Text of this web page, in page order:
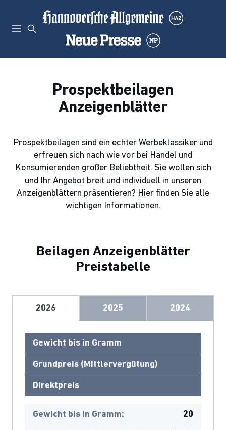
Prospektbeilagen
Anzeigenblätter
Prospektbeilagen sind ein echter Werbeklassiker und
erfreuen sich nach wie vor bei Handel und
Konsumierenden großer Beliebtheit. Sie wollen sich
und Ihr Angebot breit und individuell in unseren
Anzeigenblättern präsentieren? Hier finden Sie alle
wichtigen Informationen.
Beilagen Anzeigenblätter
Preistabelle
2026 2025 2024
Gewicht bis in Gramm
Grundpreis (Mittlervergütung)
Direktpreis
Gewicht bis in Gramm: 20